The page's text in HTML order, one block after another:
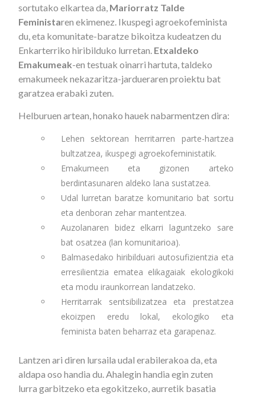
sortutako elkartea da, Mariorratz Talde
Feministaren ekimenez. Ikuspegi agroekofeminista
du, eta komunitate-baratze bikoitza kudeatzen du
Enkarterriko hiribilduko lurretan. Etxaldeko
Emakumeak-en testuak oinarri hartuta, taldeko
emakumeek nekazaritza-jardueraren proiektu bat
garatzea erabaki zuten.
Helburuen artean, honako hauek nabarmentzen dira:
Lehen sektorean herritarren parte-hartzea
bultzatzea, ikuspegi agroekofeministatik.
Emakumeen eta gizonen arteko
berdintasunaren aldeko lana sustatzea.
Udal lurretan baratze komunitario bat sortu
eta denboran zehar mantentzea.
Auzolanaren bidez elkarri laguntzeko sare
bat osatzea (lan komunitarioa).
Balmasedako hiribilduari autosufizientzia eta
erresilientzia ematea elikagaiak ekologikoki
eta modu iraunkorrean landatzeko.
Herritarrak sentsibilizatzea eta prestatzea
ekoizpen eredu lokal, ekologiko eta
feminista baten beharraz eta garapenaz.
Lantzen ari diren lursaila udal erabilerakoa da, eta
aldapa oso handia du. Ahalegin handia egin zuten
lurra garbitzeko eta egokitzeko, aurretik basatia